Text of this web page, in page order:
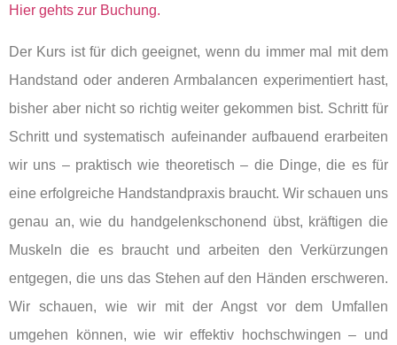
Hier gehts zur Buchung.
Der Kurs ist für dich geeignet, wenn du immer mal mit dem
Handstand oder anderen Armbalancen experimentiert hast,
bisher aber nicht so richtig weiter gekommen bist. Schritt für
Schritt und systematisch aufeinander aufbauend erarbeiten
wir uns – praktisch wie theoretisch – die Dinge, die es für
eine erfolgreiche Handstandpraxis braucht. Wir schauen uns
genau an, wie du handgelenkschonend übst, kräftigen die
Muskeln die es braucht und arbeiten den Verkürzungen
entgegen, die uns das Stehen auf den Händen erschweren.
Wir schauen, wie wir mit der Angst vor dem Umfallen
umgehen können, wie wir effektiv hochschwingen – und